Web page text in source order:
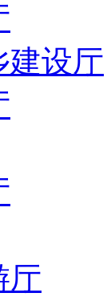
建设厅
厅